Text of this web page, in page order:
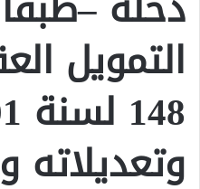
التمويل
وتعديلاته